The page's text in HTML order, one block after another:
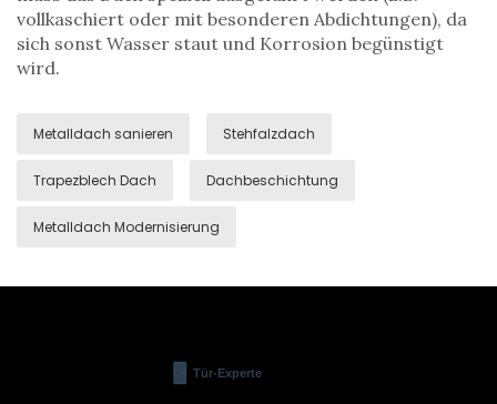
vollkaschiert oder mit besonderen Abdichtungen), da
sich sonst Wasser staut und Korrosion begünstigt
wird.
Metalldach sanieren Stehfalzdach
Trapezblech Dach Dachbeschichtung
Metalldach Modernisierung